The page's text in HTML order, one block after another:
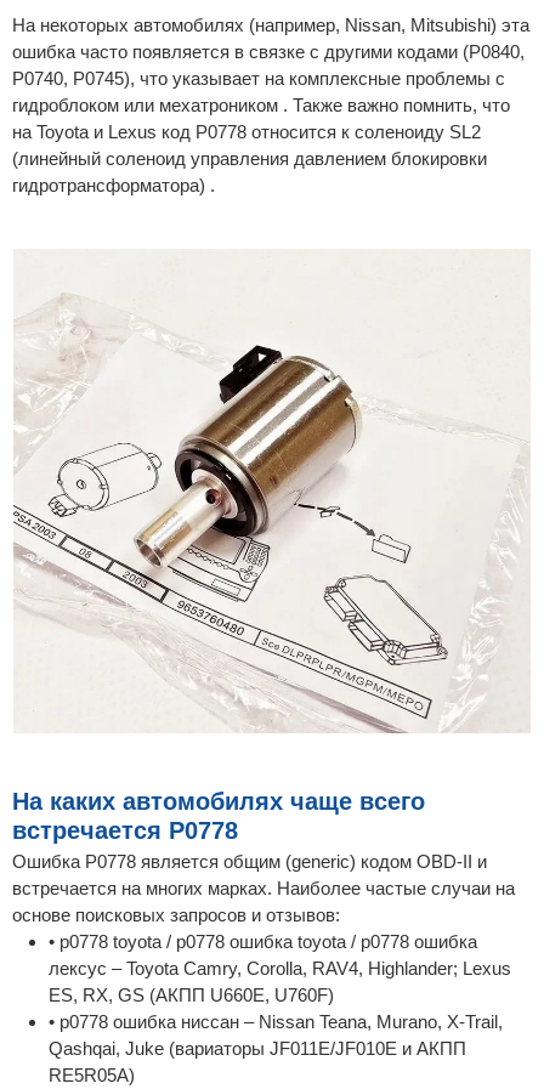
На некоторых автомобилях (например, Nissan, Mitsubishi) эта
ошибка часто появляется в связке с другими кодами (P0840,
P0740, P0745), что указывает на комплексные проблемы с
гидроблоком или мехатроником . Также важно помнить, что
на Toyota и Lexus код P0778 относится к соленоиду SL2
(линейный соленоид управления давлением блокировки
гидротрансформатора) .
На каких автомобилях чаще всего
встречается P0778
Ошибка P0778 является общим (generic) кодом OBD-II и
встречается на многих марках. Наиболее частые случаи на
основе поисковых запросов и отзывов:
• p0778 toyota / p0778 ошибка toyota / p0778 ошибка
лексус – Toyota Camry, Corolla, RAV4, Highlander; Lexus
ES, RX, GS (АКПП U660E, U760F)
• p0778 ошибка ниссан – Nissan Teana, Murano, X-Trail,
Qashqai, Juke (вариаторы JF011E/JF010E и АКПП
RE5R05A)